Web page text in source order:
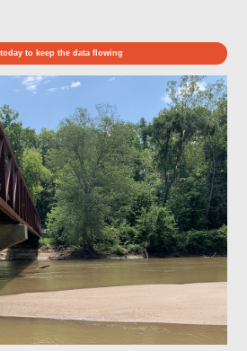
today to keep the data flowing